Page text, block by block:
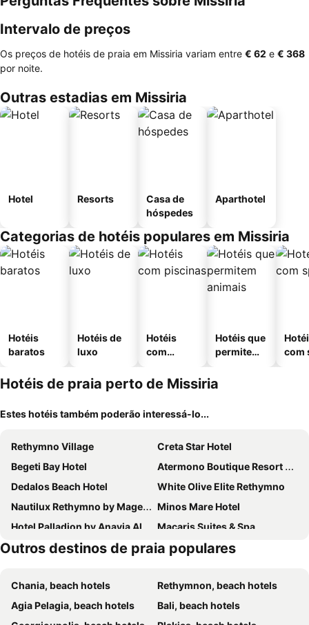
Intervalo de preços
Os preços de hotéis de praia em Missiria variam entre ‎€ 62 e ‎€ 368
por noite.
Outras estadias em Missiria
Hotel Resorts
Casa de
hóspedes
Aparthotel
Categorias de hotéis populares em Missiria
Hotéis
baratos
Hotéis de
luxo
Hotéis
com
Hotéis que
permitem
com
Hotéis de praia perto de Missiria
Estes hotéis também poderão interessá-lo...
Rethymno Village
Creta Star Hotel
Begeti Bay Hotel
Atermono Boutique Resort & Spa
Dedalos Beach Hotel
White Olive Elite Rethymno
Nautilux Rethymno by Mage Hotels
Minos Mare Hotel
Hotel Palladion by Anayia All Inclusive Resorts
Macaris Suites & Spa
Petradi Beach Lounge Hotel
Adele Beach Hotel
Creta Royal - Adults Only
Hotel Kathrin Beach
Aquila Rithymna Beach
Odyssia Beach Hotel
Outros destinos de praia populares
Chania, beach hotels
Rethymnon, beach hotels
Agia Pelagia, beach hotels
Bali, beach hotels